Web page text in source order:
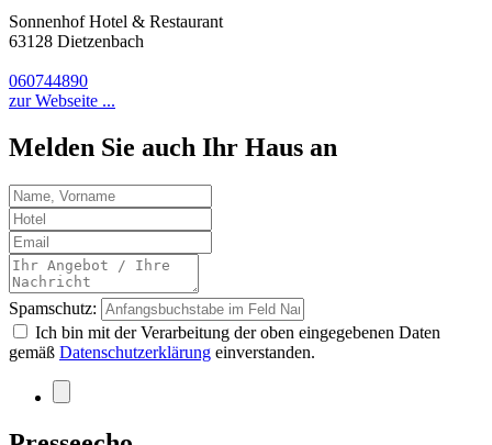
Sonnenhof Hotel & Restaurant
63128 Dietzenbach
060744890
zur Webseite ...
Melden Sie auch Ihr Haus an
Spamschutz:
Ich bin mit der Verarbeitung der oben eingegebenen Daten
gemäß Datenschutzerklärung einverstanden.